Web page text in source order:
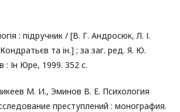
: підручник / [В. Г. Андросюк, Л. І.
та ін.] ; за заг. ред. Я. Ю.
: Ін Юре, 1999. 352 с.
М. И., Эминов В. Е. Психология
преступлений : монография.